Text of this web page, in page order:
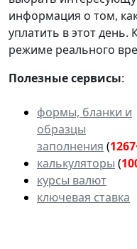
информация о том,
уплатить в этот день.
режиме реального
Полезные сервисы:
формы, бланки и
образцы
заполнения (
калькуляторы (
курсы валют
ключевая ставка